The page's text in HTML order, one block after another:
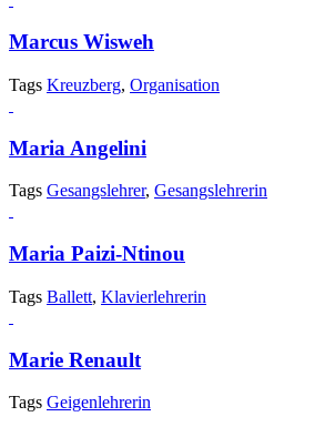
Marcus Wisweh
Tags Kreuzberg, Organisation
Maria Angelini
Tags Gesangslehrer, Gesangslehrerin
Maria Paizi-Ntinou
Tags Ballett, Klavierlehrerin
Marie Renault
Tags Geigenlehrerin